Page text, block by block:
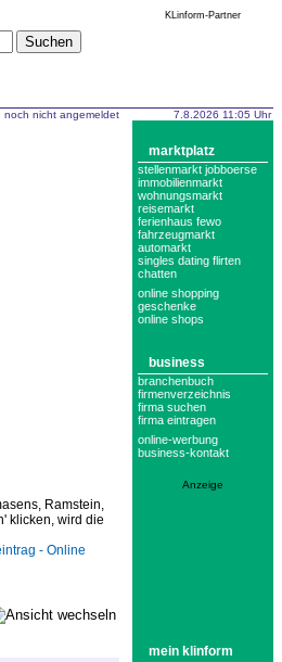
KLinform-Partner
noch nicht angemeldet
Ramstein,
klicken, wird die
- Online
7.8.2026 11:05 Uhr
marktplatz
stellenmarkt jobboerse
immobilienmarkt
wohnungsmarkt
reisemarkt
ferienhaus fewo
fahrzeugmarkt
automarkt
singles dating flirten
chatten
online shopping
geschenke
online shops
business
branchenbuch
firmenverzeichnis
firma suchen
firma eintragen
online-werbung
business-kontakt
Anzeige
mein klinform